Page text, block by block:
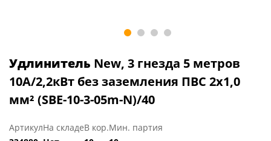
Удлинитель New, 3 гнезда 5 метров
10А/2,2кВт без заземления ПВС 2х1,0
мм² (SBE-10-3-05m-N)/40
АртикулНа складеВ кор.Мин. партия